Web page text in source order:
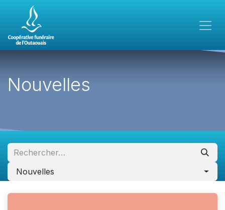
Nouvelles
Nouvelles